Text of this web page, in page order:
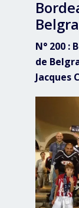
N° 200 :
de
Jacques